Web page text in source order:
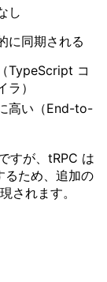
し
に同期される
TypeScript コ
ラ）
高い（End-to-
すが、tRPC は
ため、追加の
されます。